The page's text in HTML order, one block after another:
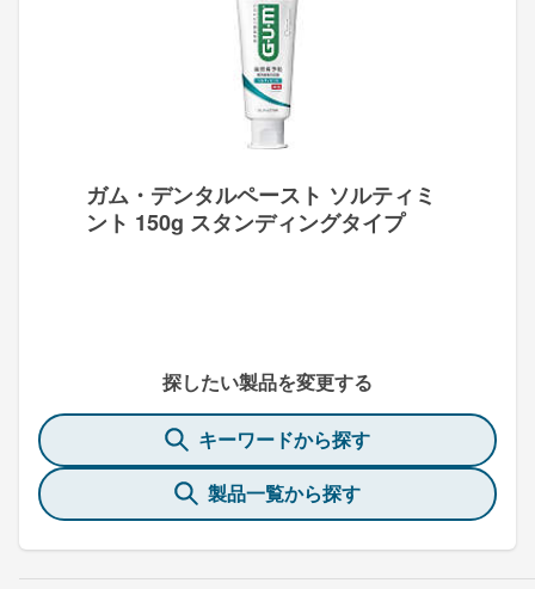
ガム・デンタルペースト ソルティミ
ント 150g スタンディングタイプ
探したい製品を変更する
キーワードから探す
製品一覧から探す